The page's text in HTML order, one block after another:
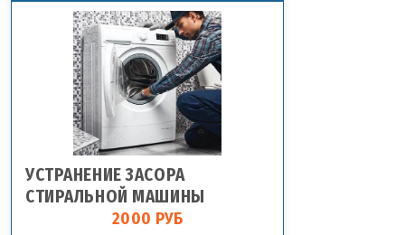
УСТРАНЕНИЕ ЗАСОРА
СТИРАЛЬНОЙ МАШИНЫ
2000 РУБ